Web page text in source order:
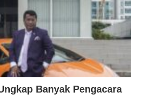
Banyak Pengacara